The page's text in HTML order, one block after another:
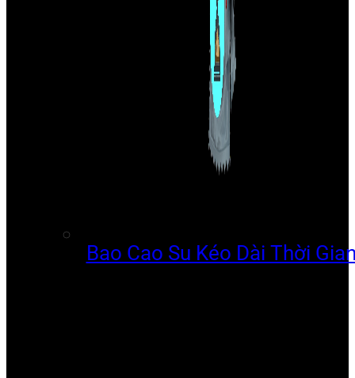
Bao Cao Su Kéo Dài Thời